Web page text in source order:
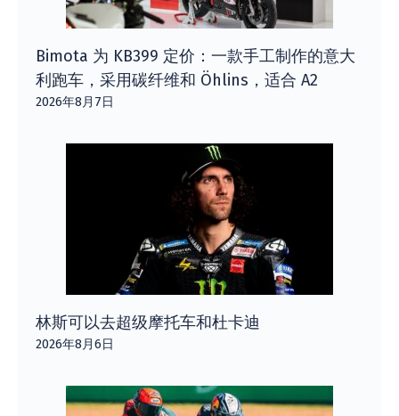
Bimota 为 KB399 定价：一款手工制作的意大
利跑车，采用碳纤维和 Öhlins，适合 A2
2026年8月7日
林斯可以去超级摩托车和杜卡迪
2026年8月6日